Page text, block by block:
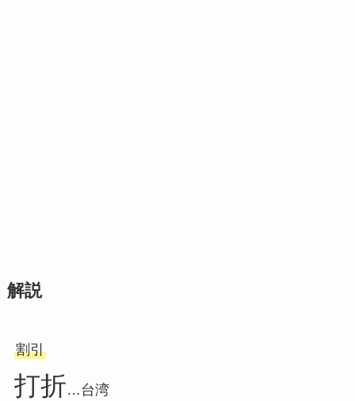
解説
割引
打折…台湾